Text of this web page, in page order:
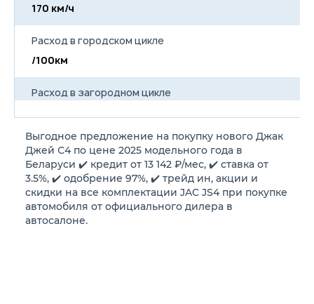
170 км/ч
Расход в городском цикле
/100км
Расход в загородном цикле
Расход в смешанном цикле
7.2/100км
Объем топливного бака
50 л
Выгодное предложение на покупку нового Джак
Джей С4 по цене 2025 модельного года в
Беларуси ✔️ кредит от 13 142 ₽/мес, ✔️ ставка от
3.5%, ✔️ одобрение 97%, ✔️ трейд ин, акции и
скидки на все комплектации JAC JS4 при покупке
автомобиля от официального дилера в
автосалоне.